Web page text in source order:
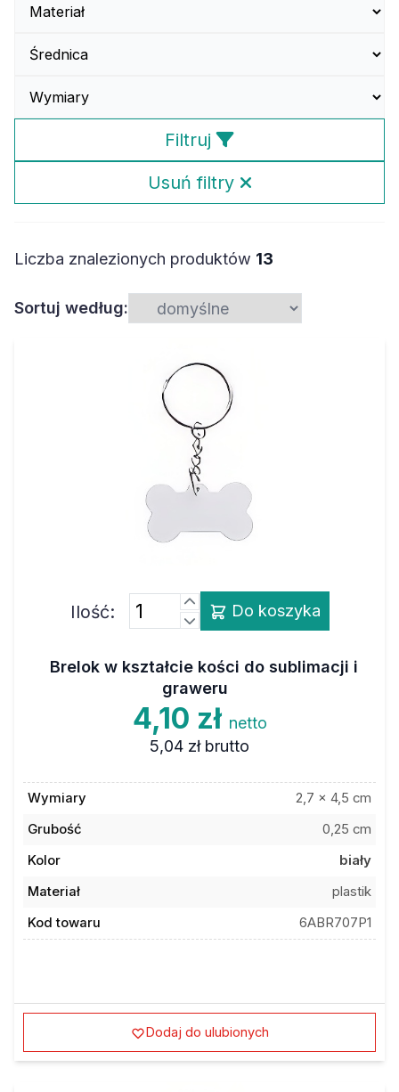
Filtruj
Usuń filtry
Liczba znalezionych produktów 13
Sortuj według:
Ilość: Do koszyka
Brelok w kształcie kości do sublimacji i
graweru
4,10 zł netto
5,04 zł brutto
Wymiary
2,7 x 4,5 cm
Grubość
0,25 cm
Kolor
biały
Materiał
plastik
Kod towaru
6ABR707P1
Dodaj do ulubionych